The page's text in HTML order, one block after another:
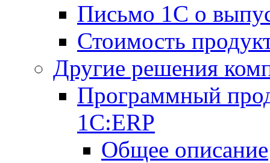
Письмо 1С о
Стоимость
Другие решения
Программный
1С:ERP
Общее описание